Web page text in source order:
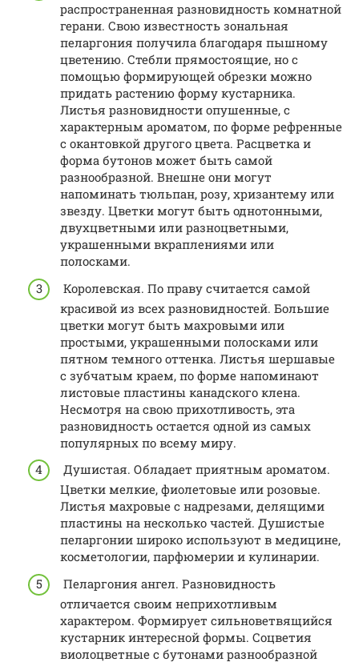
распространенная разновидность комнатной
герани. Свою известность зональная
пеларгония получила благодаря пышному
цветению. Стебли прямостоящие, но с
помощью формирующей обрезки можно
придать растению форму кустарника.
Листья разновидности опушенные, с
характерным ароматом, по форме рефренные
с окантовкой другого цвета. Расцветка и
форма бутонов может быть самой
разнообразной. Внешне они могут
напоминать тюльпан, розу, хризантему или
звезду. Цветки могут быть однотонными,
двухцветными или разноцветными,
украшенными вкраплениями или
полосками.
Королевская. По праву считается самой
красивой из всех разновидностей. Большие
цветки могут быть махровыми или
простыми, украшенными полосками или
пятном темного оттенка. Листья шершавые
с зубчатым краем, по форме напоминают
листовые пластины канадского клена.
Несмотря на свою прихотливость, эта
разновидность остается одной из самых
популярных по всему миру.
Душистая. Обладает приятным ароматом.
Цветки мелкие, фиолетовые или розовые.
Листья махровые с надрезами, делящими
пластины на несколько частей. Душистые
пеларгонии широко используют в медицине,
косметологии, парфюмерии и кулинарии.
Пеларгония ангел. Разновидность
отличается своим неприхотливым
характером. Формирует сильноветвящийся
кустарник интересной формы. Соцветия
виолоцветные с бутонами разнообразной